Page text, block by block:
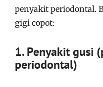
penyakit periodontal.
gigi copot:
1. Penyakit gusi
periodontal)